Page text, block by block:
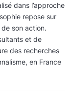
dans l’approche
repose sur
son action.
et de
des recherches
en France